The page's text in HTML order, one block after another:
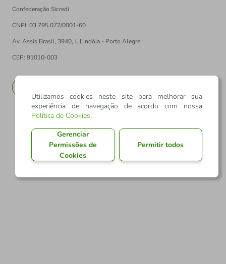
Confederação Sicredi
CNPJ: 03.795.072/0001-60
Av. Assis Brasil, 3940, J. Lindóia - Porto Alegre
CEP: 91010-003
Utilizamos cookies neste site para melhorar sua
experiência de navegação de acordo com nossa
Política de Cookies.
Gerenciar
Permissões de
Cookies
Permitir todos